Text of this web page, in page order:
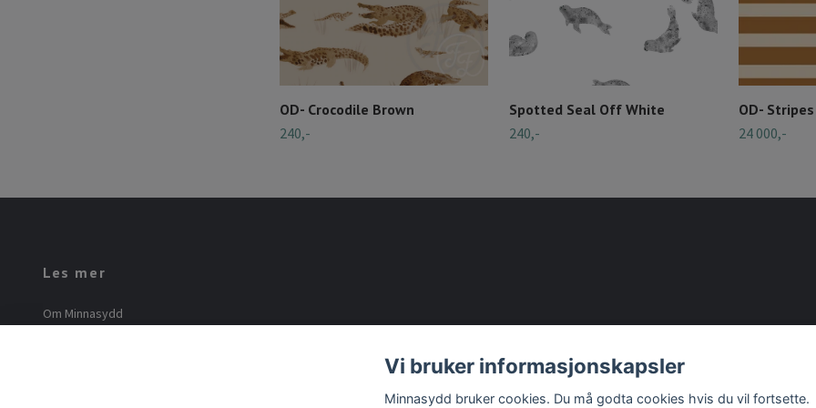
OD- Crocodile Brown
240,-
Spotted Seal Off White
240,-
OD-
24 000,-
Les mer
Om Minnasydd
Vi bruker informasjonskapsler
Minnasydd bruker cookies. Du må godta cookies hvis du vil fortsette.